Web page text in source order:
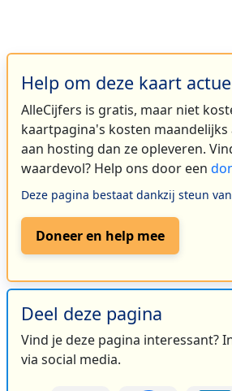
Help om deze kaart
AlleCijfers is gratis, maar niet
kaartpagina's kosten
aan hosting dan ze opleveren.
waardevol? Help ons door een
Deze pagina bestaat dankzij steun
Doneer en help mee
Deel deze pagina
Vind je deze pagina interessant?
via social media.